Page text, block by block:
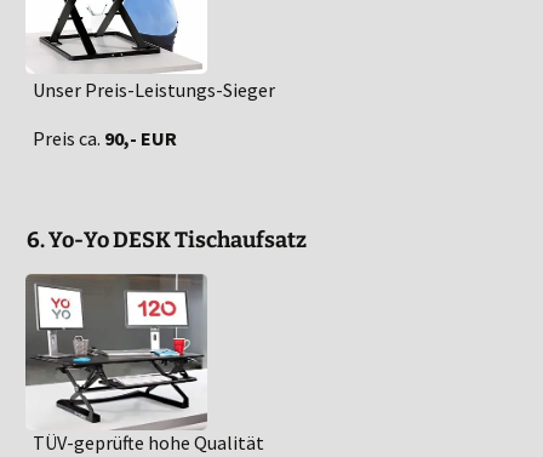
Unser Preis-Leistungs-Sieger
Preis ca. 90,- EUR
6. Yo-Yo DESK Tischaufsatz
TÜV-geprüfte hohe Qualität